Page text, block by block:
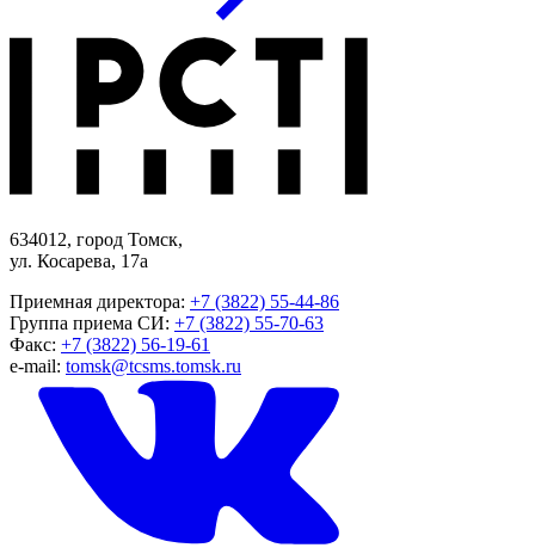
634012, город Томск,
ул. Косарева, 17а
Приемная директора: +7 (3822) 55-44-86
Группа приема СИ: +7 (3822) 55-70-63
Факс: +7 (3822) 56-19-61
e-mail: tomsk@tcsms.tomsk.ru